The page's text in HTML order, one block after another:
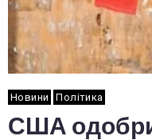
Новини Політика
США